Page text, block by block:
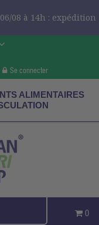
08 à 14h : expédition
Se connecter
ALIMENTAIRES
0